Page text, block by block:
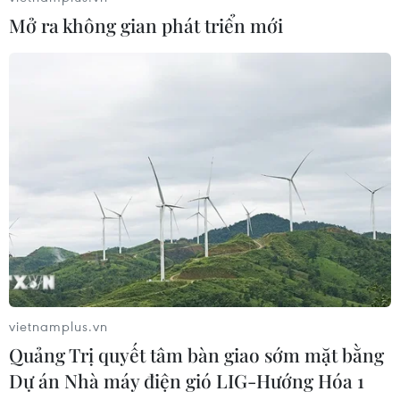
CƠ QUAN CHỦ QUẢN: THÔNG TẤN XÃ VIỆT NAM
Quy định sử dụng
RSS
Hỗ trợ
TTXVN
Dịch vụ tin
Quảng cáo
Liên hệ
Giấy phép số: 1374/GP-BTTTT do Bộ Thông tin và Truyền thông
Mở ra không gian phát triển mới
vietnamplus.vn
Quảng Trị quyết tâm bàn giao sớm mặt bằng
Dự án Nhà máy điện gió LIG-Hướng Hóa 1